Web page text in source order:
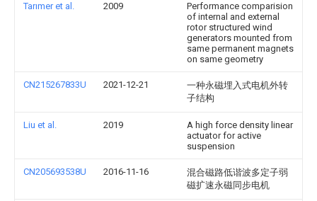
Tarımer et al. 2009
Performance comparision
of internal and external
rotor structured wind
generators mounted from
same permanent magnets
on same geometry
CN215267833U 2021-12-21
一种永磁埋入式电机外转
子结构
Liu et al. 2019
A high force density linear
actuator for active
suspension
CN205693538U 2016-11-16
混合磁路低谐波多定子弱
磁扩速永磁同步电机